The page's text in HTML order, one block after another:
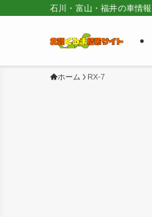
石川・富山・福井の車情
ホーム RX-7